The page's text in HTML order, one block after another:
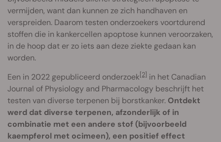
vermijden, want dan kunnen ze zich handhaven en
verspreiden. Daarom testen onderzoekers voortdurend
stoffen die in kankercellen apoptose kunnen veroorzaken,
in de hoop dat er zo iets aan deze ziekte gedaan kan
worden.
Een in 2022 gepubliceerd onderzoek[2] in het Canadian
Journal of Physiology and Pharmacology beschrijft het
testen van diverse terpenen bij borstkanker. Ontdekt
werd dat diverse terpenen, afzonderlijk of in
combinatie met een andere stof (bijvoorbeeld
kaempferol met ocimeen), een positief effect